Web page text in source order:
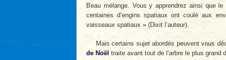
Beau mélange. Vous y apprendrez ainsi que
centaines d’engins spatiaux ont coulé aux
vaisseaux spatiaux » (Dixit l’auteur).
Mais certains sujet abordés peuvent vous
de Noël traite avant tout de l’arbre le plus grand